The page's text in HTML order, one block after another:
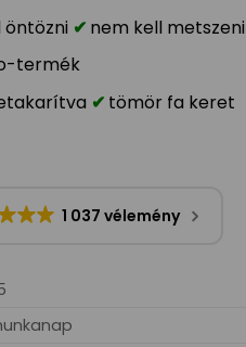
öntözni
nem kell metszeni
termék
tömör fa keret
1 037 vélemény